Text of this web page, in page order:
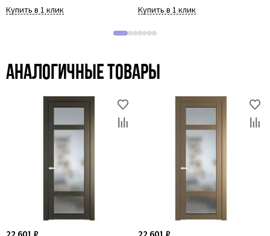
Купить в 1 клик Купить в 1 клик
Аналогичные товары
22 601 ₽ 22 601 ₽